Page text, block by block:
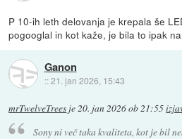
P 10-ih leth delovanja je krepala še
pogooglal in kot kaže, je bila to ipak
Ganon
::21. jan 2026, 15:43
mrTwelveTrees je20. jan 2026 ob 21:55
Sony ni več taka kvaliteta, kot je bil